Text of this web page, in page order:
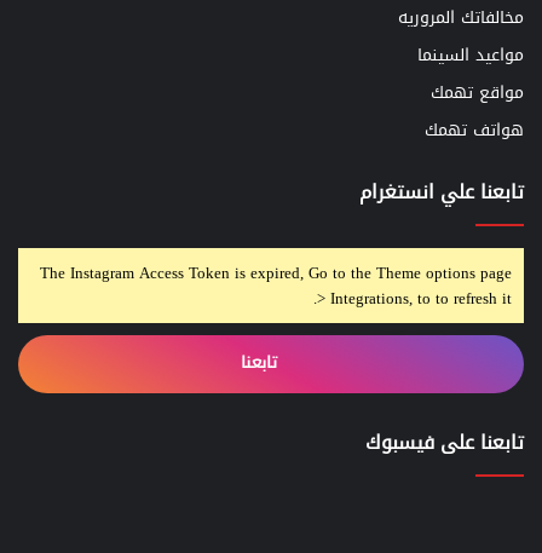
مخالفاتك المروريه
مواعيد السينما
مواقع تهمك
هواتف تهمك
تابعنا علي انستغرام
The Instagram Access Token is expired, Go to the Theme options page
> Integrations, to to refresh it.
تابعنا
تابعنا على فيسبوك